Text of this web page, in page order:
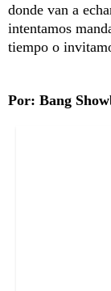
donde van a
intentamos
tiempo o
Por: Bang